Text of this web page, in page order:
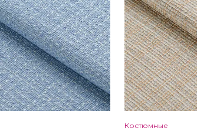
Костюмные